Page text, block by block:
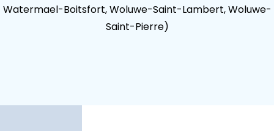
Watermael-Boitsfort, Woluwe-Saint-Lambert, Woluwe-
Saint-Pierre)